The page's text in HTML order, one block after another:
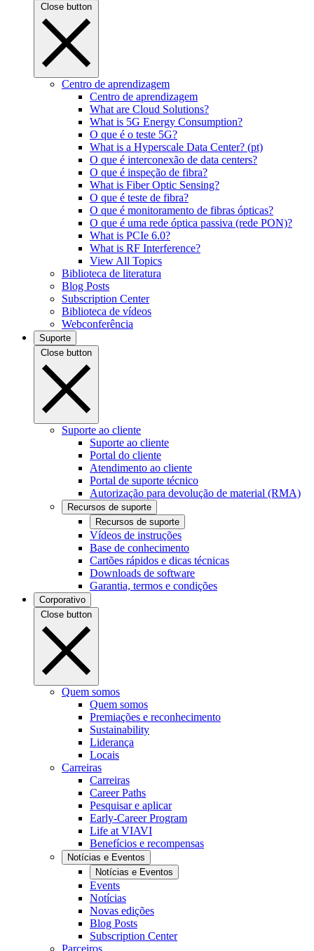
Close button
Centro de aprendizagem
Centro de aprendizagem
What are Cloud Solutions?
What is 5G Energy Consumption?
O que é o teste 5G?
What is a Hyperscale Data Center? (pt)
O que é interconexão de data centers?
O que é inspeção de fibra?
What is Fiber Optic Sensing?
O que é teste de fibra?
O que é monitoramento de fibras ópticas?
O que é uma rede óptica passiva (rede PON)?
What is PCIe 6.0?
What is RF Interference?
View All Topics
Biblioteca de literatura
Blog Posts
Subscription Center
Biblioteca de vídeos
Webconferência
Suporte
Close button
Suporte ao cliente
Suporte ao cliente
Portal do cliente
Atendimento ao cliente
Portal de suporte técnico
Autorização para devolução de material (RMA)
Recursos de suporte
Recursos de suporte
Vídeos de instruções
Base de conhecimento
Cartões rápidos e dicas técnicas
Downloads de software
Garantia, termos e condições
Corporativo
Close button
Quem somos
Quem somos
Premiações e reconhecimento
Sustainability
Liderança
Locais
Carreiras
Carreiras
Career Paths
Pesquisar e aplicar
Early-Career Program
Life at VIAVI
Benefícios e recompensas
Notícias e Eventos
Notícias e Eventos
Events
Notícias
Novas edições
Blog Posts
Subscription Center